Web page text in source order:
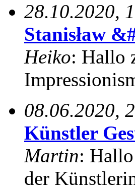
28.10.2020,
Stanisław
Heiko: Hallo
08.06.2020,
Künstler
Martin:
der